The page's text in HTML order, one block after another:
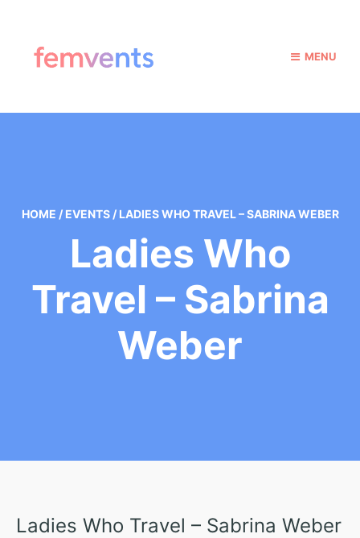
MENU
HOME / EVENTS / LADIES WHO TRAVEL – SABRINA WEBER
Ladies Who
Travel – Sabrina
Weber
Ladies Who Travel – Sabrina Weber